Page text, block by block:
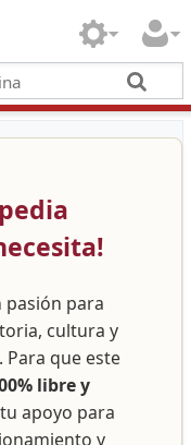
pasión para
cultura y
que este
libre y
apoyo para
y